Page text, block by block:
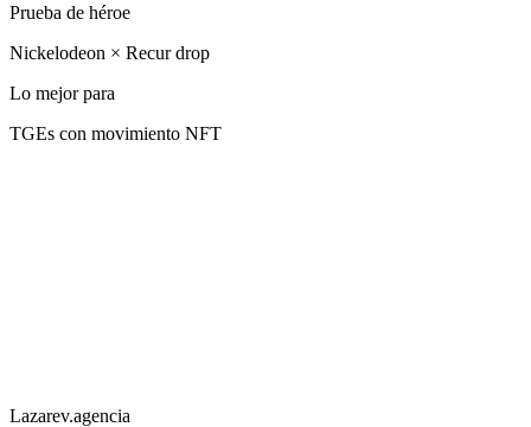
Prueba de héroe
Nickelodeon × Recur drop
Lo mejor para
TGEs con movimiento NFT
Lazarev.agencia